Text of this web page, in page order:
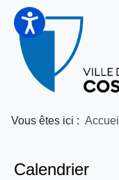
Vous êtes ici : Accueil
Calendrier